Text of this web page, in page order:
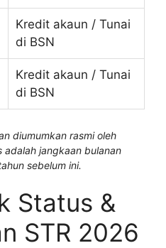
Kredit akaun / Tunai
di BSN
Kredit akaun / Tunai
di BSN
diumumkan rasmi oleh
adalah jangkaan bulanan
sebelum ini.
Status &
STR 2026